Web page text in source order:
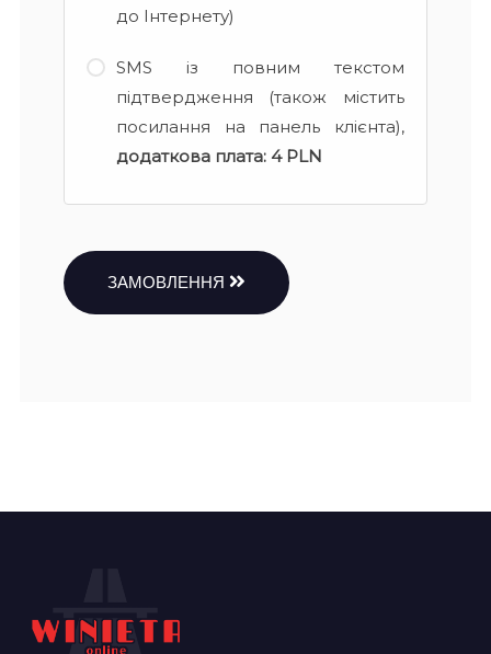
до Інтернету)
SMS із повним текстом
підтвердження (також містить
посилання на панель клієнта),
додаткова плата: 4 PLN
ЗАМОВЛЕННЯ